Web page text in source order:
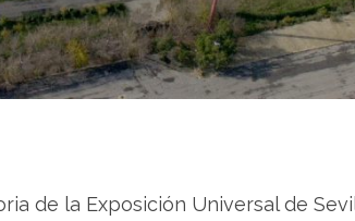
de la Exposición Universal de